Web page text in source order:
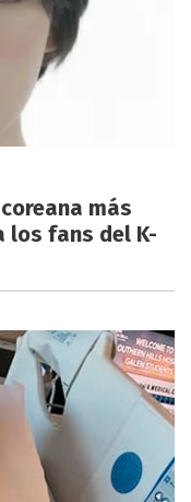
más
los fans del K-